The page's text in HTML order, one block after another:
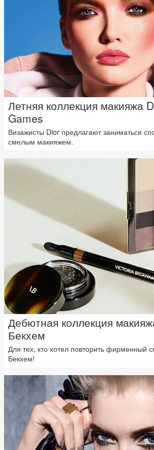
Летняя коллекция макияжа
Games
Визажисты Dior предлагают заниматься
смелым макияжем.
Дебютная коллекция
Бекхем
Для тех, кто хотел повторить фирменный
Бекхем!